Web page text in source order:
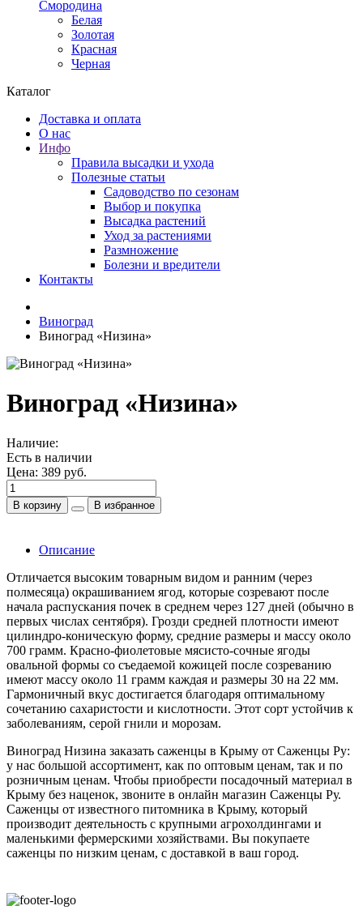
Смородина
Белая
Золотая
Красная
Черная
Каталог
Доставка и оплата
О нас
Инфо
Правила высадки и ухода
Полезные статьи
Садоводство по сезонам
Выбор и покупка
Высадка растений
Уход за растениями
Размножение
Болезни и вредители
Контакты
Виноград
Виноград «Низина»
Виноград «Низина»
Наличие:
Есть в наличии
Цена: 389 руб.
В корзину В избранное
Описание
Отличается высоким товарным видом и ранним (через
полмесяца) окрашиванием ягод, которые созревают после
начала распускания почек в среднем через 127 дней (обычно в
первых числах сентября). Грозди средней плотности имеют
цилиндро-коническую форму, средние размеры и массу около
700 грамм. Красно-фиолетовые мясисто-сочные ягоды
овальной формы со съедаемой кожицей после созреванию
имеют массу около 11 грамм каждая и размеры 30 на 22 мм.
Гармоничный вкус достигается благодаря оптимальному
сочетанию сахаристости и кислотности. Этот сорт устойчив к
заболеваниям, серой гнили и морозам.
Виноград Низина заказать саженцы в Крыму от Саженцы Ру:
у нас большой ассортимент, как по оптовым ценам, так и по
розничным ценам. Чтобы приобрести посадочный материал в
Крыму без наценок, звоните в онлайн магазин Саженцы Ру.
Саженцы от известного питомника в Крыму, который
производит деятельность с крупными агрохолдингами и
маленькими фермерскими хозяйствами. Вы покупаете
саженцы по низким ценам, с доставкой в ваш город.